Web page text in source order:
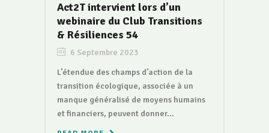
Act2T intervient lors d’un
webinaire du Club Transitions
& Résiliences 54
6 Septembre 2023
L’étendue des champs d’action de la
transition écologique, associée à un
manque généralisé de moyens humains
et financiers, peuvent donner...